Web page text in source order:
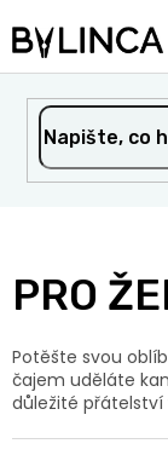
na
obsah
PRO
Potěšte svou
čajem uděláte
důležité přátelství